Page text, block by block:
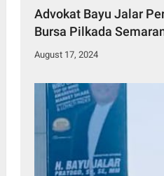
Advokat Bayu Jalar
Bursa Pilkada
August 17, 2024